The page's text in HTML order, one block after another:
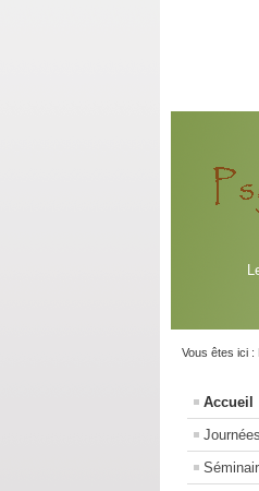
Vous êtes ici :
Accueil
Journées